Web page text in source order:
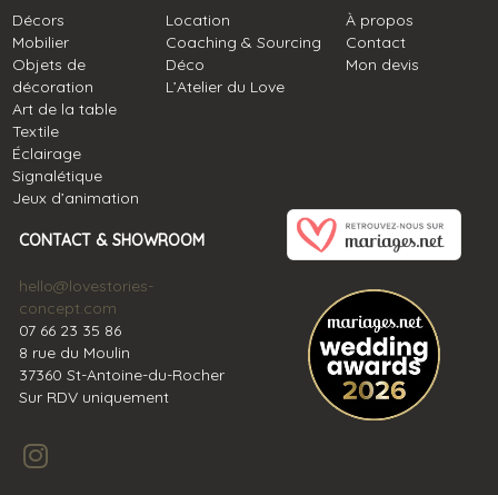
Décors
Mobilier
Objets de
décoration
Art de la table
Textile
Éclairage
Signalétique
Jeux d’animation
Location
Coaching & Sourcing
Déco
L’Atelier du Love
À propos
Contact
Mon devis
CONTACT & SHOWROOM
hello@lovestories-
concept.com
07 66 23 35 86
8 rue du Moulin
37360 St-Antoine-du-Rocher
Sur RDV uniquement